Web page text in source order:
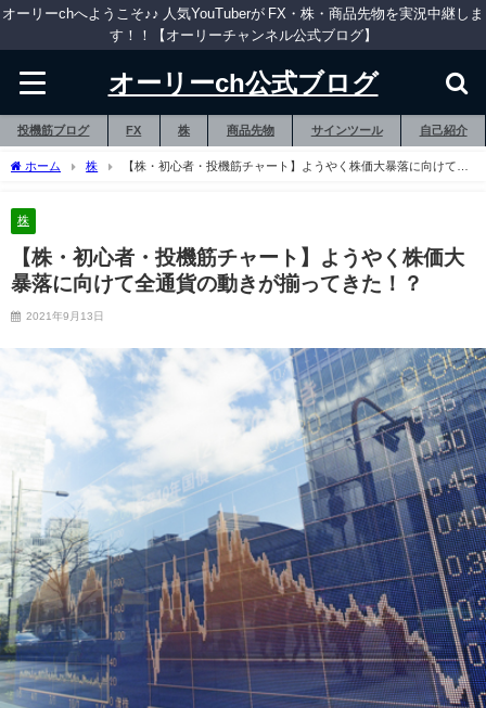
オーリーchへようこそ♪♪ 人気YouTuberが FX・株・商品先物を実況中継しま
す！！【オーリーチャンネル公式ブログ】
オーリーch公式ブログ
投機筋ブログ FX 株 商品先物 サインツール 自己紹介
ホーム 株
【株・初心者・投機筋チャート】ようやく株価大暴落に向けて全
株
【株・初心者・投機筋チャート】ようやく株価大
暴落に向けて全通貨の動きが揃ってきた！？
2021年9月13日